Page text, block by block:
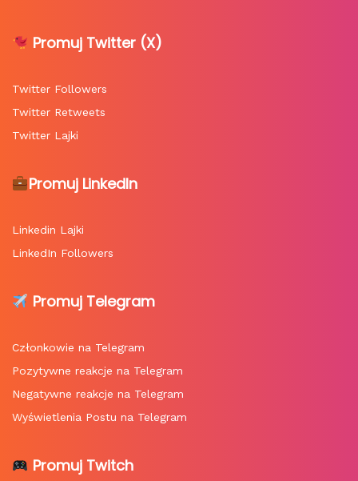
Promuj Twitter (X)
Twitter Followers
Twitter Retweets
Twitter Lajki
Promuj LinkedIn
Linkedin Lajki
LinkedIn Followers
Promuj Telegram
Członkowie na Telegram
Pozytywne reakcje na Telegram
Negatywne reakcje na Telegram
Wyświetlenia Postu na Telegram
Promuj Twitch